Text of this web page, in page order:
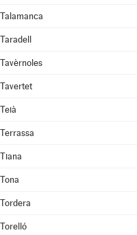
Talamanca
Taradell
Tavèrnoles
Tavertet
Teià
Terrassa
Tiana
Tona
Tordera
Torelló